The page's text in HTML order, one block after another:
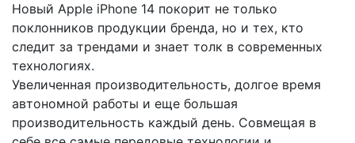
Новый Apple iPhone 14 покорит не только
поклонников продукции бренда, но и тех, кто
следит за трендами и знает толк в современных
технологиях.
Увеличенная производительность, долгое время
автономной работы и еще большая
производительность каждый день. Совмещая в